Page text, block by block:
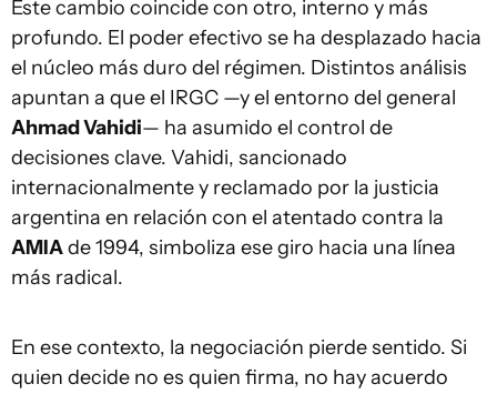
Este cambio coincide con otro, interno y más
profundo. El poder efectivo se ha desplazado hacia
el núcleo más duro del régimen. Distintos análisis
apuntan a que el IRGC —y el entorno del general
Ahmad Vahidi— ha asumido el control de
decisiones clave. Vahidi, sancionado
internacionalmente y reclamado por la justicia
argentina en relación con el atentado contra la
AMIAde 1994, simboliza ese giro hacia una línea
más radical.
En ese contexto, la negociación pierde sentido. Si
quien decide no es quien firma, no hay acuerdo